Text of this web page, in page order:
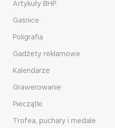
Artykuły BHP
Gaśnice
Poligrafia
Gadżety reklamowe
Kalendarze
Grawerowanie
Pieczątki
Trofea, puchary i medale